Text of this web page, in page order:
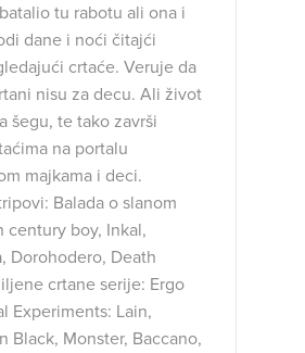
tu rabotu ali ona i
dane i noći čitajći
crtaće. Veruje da
nisu za decu. Ali život
šegu, te tako završi
na portalu
majkama i deci.
Balada o slanom
century boy, Inkal,
Dorohodero, Death
crtane serije: Ergo
Experiments: Lain,
Black, Monster, Baccano,